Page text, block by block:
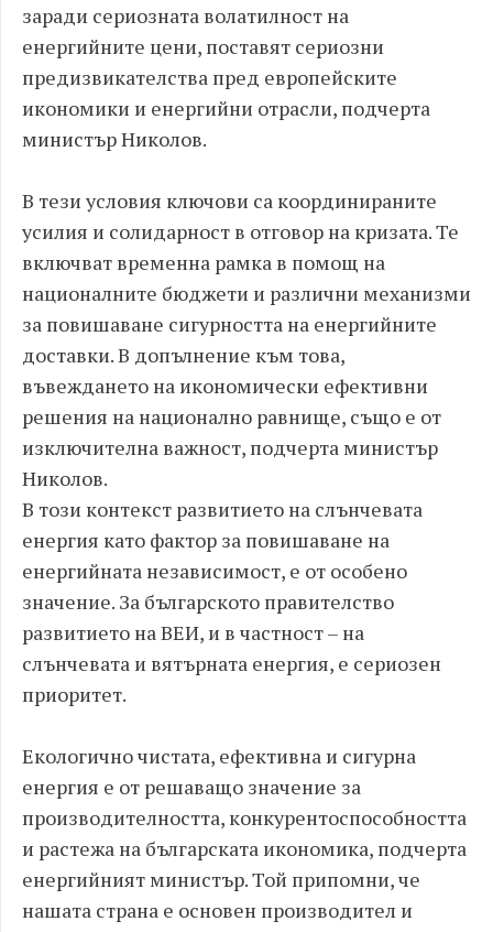
заради сериозната волатилност на
енергийните цени, поставят сериозни
предизвикателства пред европейските
икономики и енергийни отрасли, подчерта
министър Николов.
В тези условия ключови са координираните
усилия и солидарност в отговор на кризата. Те
включват временна рамка в помощ на
националните бюджети и различни механизми
за повишаване сигурността на енергийните
доставки. В допълнение към това,
въвеждането на икономически ефективни
решения на национално равнище, също е от
изключителна важност, подчерта министър
Николов.
В този контекст развитието на слънчевата
енергия като фактор за повишаване на
енергийната независимост, е от особено
значение. За българското правителство
развитието на ВЕИ, и в частност – на
слънчевата и вятърната енергия, е сериозен
приоритет.
Екологично чистата, ефективна и сигурна
енергия е от решаващо значение за
производителността, конкурентоспособността
и растежа на българската икономика, подчерта
енергийният министър. Той припомни, че
нашата страна е основен производител и